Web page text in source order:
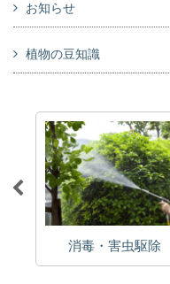
お知らせ
植物の豆知識
消毒・害虫駆除